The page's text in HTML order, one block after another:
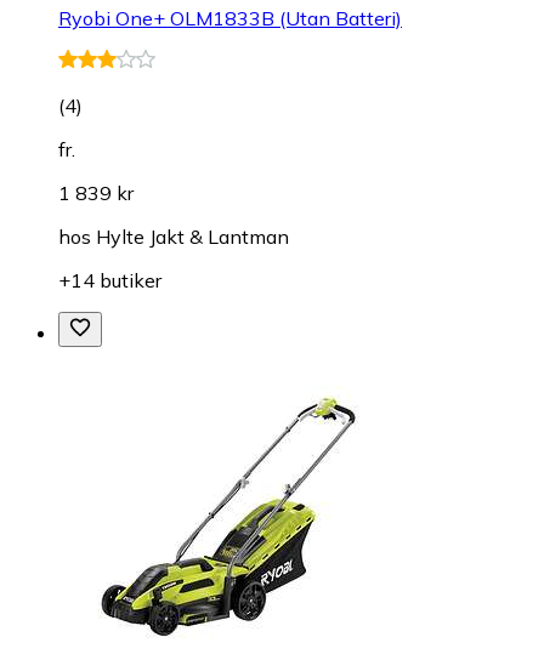
Ryobi One+ OLM1833B (Utan Batteri)
(4)
fr.
1 839 kr
hos Hylte Jakt & Lantman
+14 butiker